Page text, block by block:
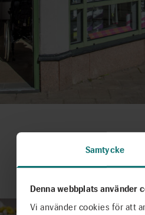
Samtycke
Denna webbplats använder
Vi använder cookies för att